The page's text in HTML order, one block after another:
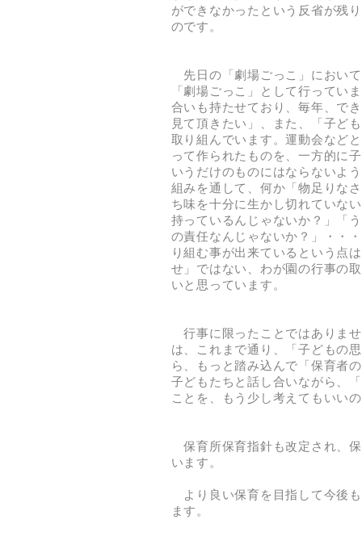
ができなかったという反省が残
のです。
先日の「劇場ごっこ」におい
「劇場ごっこ」として行ってい
合いも持たせており、毎年、で
見て頂きたい」、また、「子ど
取り組んでいます。運動会など
って作られたものを、一方的に
いうだけのものにはならないよ
組みを通して、何か「物足りな
ち味を十分に生かし切れていな
持っているんじゃないか？」「
の責任なんじゃないか？」・・
り組む事が出来ているという点
せ」ではない、わが園の行事の
いと思っています。
行事に限ったことではありま
は、これまで通り、「子どもの
ら、もっと踏み込んで「保育者
子どもたちと話し合いながら、
ことを、もう少し考えてもいい
保育所保育指針も改定され、
います。
より良い保育を目指して今後
ます。